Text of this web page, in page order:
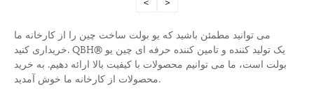
می توانید مطمئن باشید که یو بولت ساخت چین را از کارخانه ما
خریداری کنید. QBH® یک تولید کننده و تامین کننده حرفه ای چین یو
بولت است، ما می توانیم محصولات با کیفیت بالا ارائه دهیم. به خرید
محصولات از کارخانه ما خوش آمدید.